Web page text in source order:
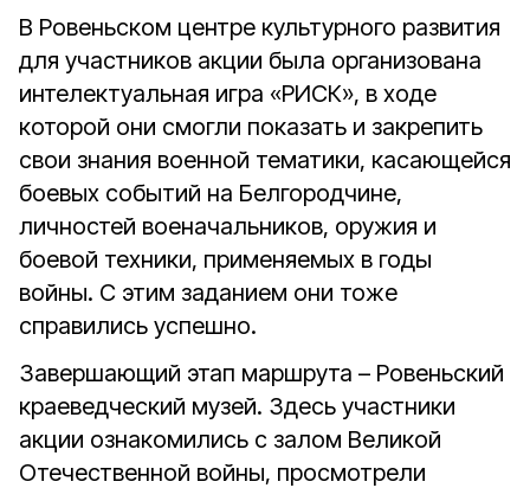
В Ровеньском центре культурного развития
для участников акции была организована
интелектуальная игра «РИСК», в ходе
которой они смогли показать и закрепить
свои знания военной тематики, касающейся
боевых событий на Белгородчине,
личностей военачальников, оружия и
боевой техники, применяемых в годы
войны. С этим заданием они тоже
справились успешно.
Завершающий этап маршрута – Ровеньский
краеведческий музей. Здесь участники
акции ознакомились с залом Великой
Отечественной войны, просмотрели